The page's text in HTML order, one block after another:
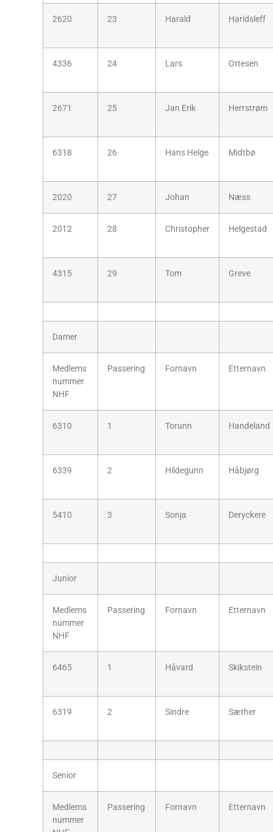
2620 23 Harald Haridsleff
4336 24 Lars Ottesen
2671 25 Jan Erik Herrstrøm
6318 26 Hans Helge Midtbø
2020 27 Johan Næss
2012 28 Christopher Helgestad
4315 29 Tom Greve
Damer
Medlems
nummer
NHF
Passering Fornavn Etternavn
6310 1 Torunn Handeland
6339 2 Hildegunn Håbjørg
5410 3 Sonja Deryckere
Junior
Medlems
nummer
NHF
Passering Fornavn Etternavn
6465 1 Håvard Skikstein
6319 2 Sindre Sæther
Senior
Medlems
nummer
Passering Fornavn Etternavn